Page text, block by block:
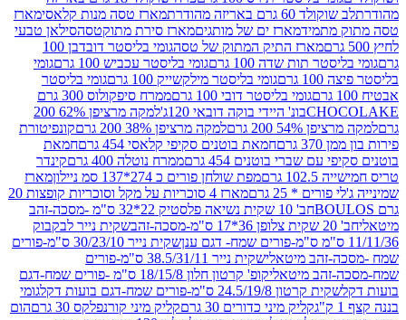
60 גרם באריזה מהודרת
מארז טסה מנות קלאסי מארז
מארז ים של מותגיםמארז סירת מתוקטסהסילאן טבעי
מארז התיק המתוק של טסה
גומי בליסטר דובדבן 100
תות שדה 100 גרם
גומי בליסטר עכביש 100 גרם
גומי
גרם
גומי בליסטר מילקשייק 100 גרם
גומי בליסטר
גומי בליסטר דובי 100 גרם
ממרח סיפקולוס 300 גרם
בונ' היידי בוקה דובאי 120ג'
למקה מרציפן 62% 200
200 גרם
למקה מרציפן 38% 200 גרם
קונפיטורת
גרם
חמאת בוטנים סקיפי קלאסי 454 גרם
חמאת
עם שברי בוטנים 454 גרם
ממרח נוטלה 400 גרם
קינדר
גרם
מפת שולחן פורים כ 274*137 סמ ניילון
מארז
* 25 גרם
מארז 4 סוכריות על מקל וסוכריות קופצות 20
חב' 10 שקית נשיאה פלסטיק 22*32 ס"מ -מסכה-זהב
שקית נייר לבקבוק
שקית נייר 30/23/10 ס"מ-פורים
זהב מיטאלי
שקית נייר 38.5/31/11 ס"מ-פורים
מיטאלי
קופ' קרטון חלון 18/15/8 ס"מ -פורים שמח-דגם
שקית קרטון 24.5/19/8 ס"מ-פורים שמח-דגם בועות דקל
גומי
קליק מיני כדורים 30 גרם
קליק מיני קורנפלקס 30 גרם
הום